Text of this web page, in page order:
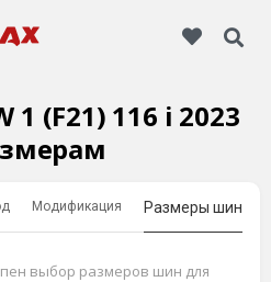
(F21) 116 i 2023
Модификация Размеры шин
выбор размеров шин для